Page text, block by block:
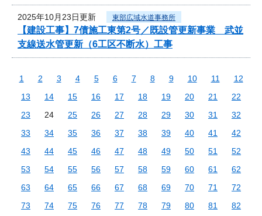
2025年10月23日更新 東部広域水道事務所
【建設工事】7債施工東第2号／既設管更新事業 武並
支線送水管更新（6工区不断水）工事
1 2 3 4 5 6 7 8 9 10 11
12
13
14 15 16 17 18 19 20 21
22
23
24 25 26 27 28 29 30 31
32
33
34 35 36 37 38 39 40 41
42
43
44 45 46 47 48 49 50 51
52
53
54 55 56 57 58 59 60 61
62
63
64 65 66 67 68 69 70 71
72
73
74 75 76 77 78 79 80 81
82